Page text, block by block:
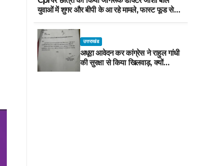
युवाओं में शुगर और बीपी के आ रहे मामले, फास्ट फूड से
उत्तराखंड
अधूरा आवेदन कर कांग्रेस ने राहुल गांधी
की सुरक्षा से किया खिलवाड़, क्यों
चाहिए परेड ग्राउंड, आवेदन में बताया ही